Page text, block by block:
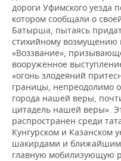
дороги Уфимского уезда
котором сообщали о
Батырша, пытаясь
стихийному возмущению
«Воззвание»,
вооруженное
«огонь злодеяний
границы, непреодолимо
города нашей веры,
цитадель нашей веры».
распространен среди
Кунгурском и Казанском
шакирдами и
главную мобилизующую